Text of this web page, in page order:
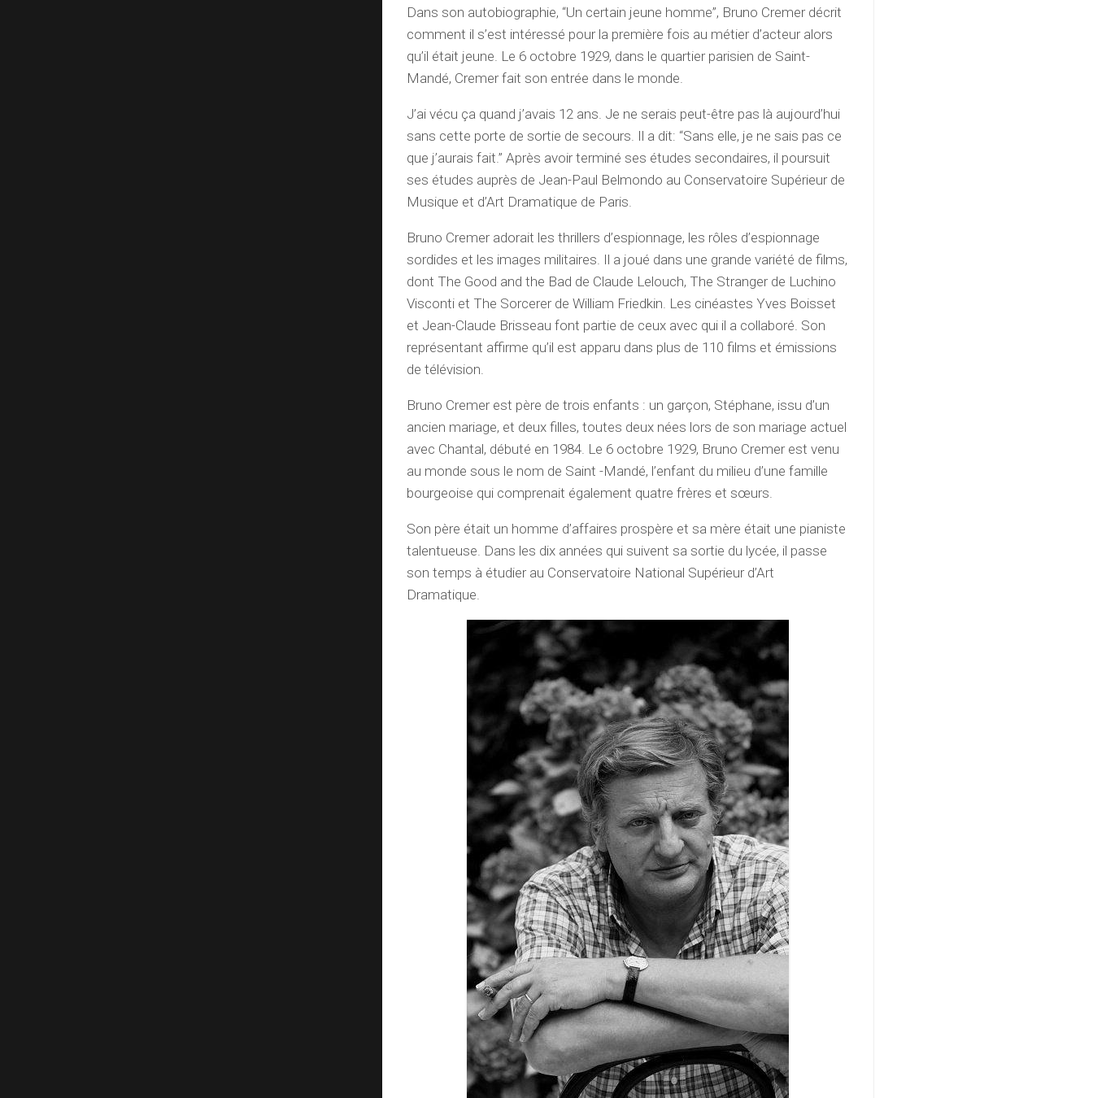
Dans son autobiographie, “Un certain jeune homme”, Bruno Cremer décrit
comment il s’est intéressé pour la première fois au métier d’acteur alors
qu’il était jeune. Le 6 octobre 1929, dans le quartier parisien de Saint-
Mandé, Cremer fait son entrée dans le monde.
J’ai vécu ça quand j’avais 12 ans. Je ne serais peut-être pas là aujourd’hui
sans cette porte de sortie de secours. Il a dit: “Sans elle, je ne sais pas ce
que j’aurais fait.” Après avoir terminé ses études secondaires, il poursuit
ses études auprès de Jean-Paul Belmondo au Conservatoire Supérieur de
Musique et d’Art Dramatique de Paris.
Bruno Cremer adorait les thrillers d’espionnage, les rôles d’espionnage
sordides et les images militaires. Il a joué dans une grande variété de films,
dont The Good and the Bad de Claude Lelouch, The Stranger de Luchino
Visconti et The Sorcerer de William Friedkin. Les cinéastes Yves Boisset
et Jean-Claude Brisseau font partie de ceux avec qui il a collaboré. Son
représentant affirme qu’il est apparu dans plus de 110 films et émissions
de télévision.
Bruno Cremer est père de trois enfants : un garçon, Stéphane, issu d’un
ancien mariage, et deux filles, toutes deux nées lors de son mariage actuel
avec Chantal, débuté en 1984. Le 6 octobre 1929, Bruno Cremer est venu
au monde sous le nom de Saint -Mandé, l’enfant du milieu d’une famille
bourgeoise qui comprenait également quatre frères et sœurs.
Son père était un homme d’affaires prospère et sa mère était une pianiste
talentueuse. Dans les dix années qui suivent sa sortie du lycée, il passe
son temps à étudier au Conservatoire National Supérieur d’Art
Dramatique.